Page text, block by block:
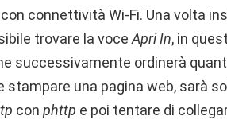
connettività Wi-Fi. Una volta
trovare la voce Apri In, in
successivamente ordinerà
stampare una pagina web, sarà
con phttp e poi tentare di